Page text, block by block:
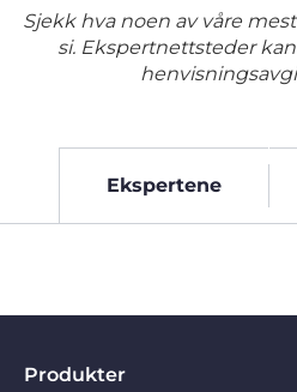
Sjekk hva noen av våre
si. Ekspertnettsteder
Ekspertene
Produkter